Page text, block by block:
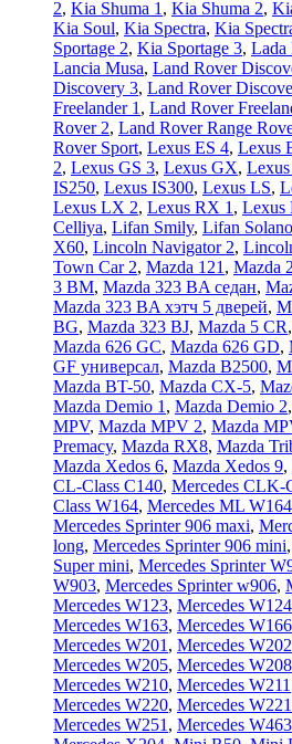
2, Kia Shuma 1 , Kia Shuma 2,
Kia Soul, Kia Spectra, Kia
Sportage 2, Kia Sportage 3, Lada
Lancia Musa, Land Rover
Discovery 3, Land Rover
Freelander 1 , Land Rover
Rover 2, Land Rover Range
Rover Sport, Lexus ES 4, Lexus
2, Lexus GS 3, Lexus GX,
IS250, Lexus IS300, Lexus LS,
Lexus LX 2, Lexus RX 1 , Lexus
Celliya, Lifan Smily, Lifan Solano
X60, Lincoln Navigator 2,
Town Car 2, Mazda 121 , Mazda
3 BM, Mazda 323 BA седан,
Mazda 323 BA хэтч 5 дверей,
BG, Mazda 323 BJ, Mazda 5 CR,
Mazda 626 GC, Mazda 626 GD,
GF универсал, Mazda B2500,
Mazda BT-50, Mazda CX-5,
Mazda Demio 1 , Mazda Demio 2,
MPV, Mazda MPV 2, Mazda
Premacy, Mazda RX8, Mazda
Mazda Xedos 6, Mazda Xedos 9,
CL-Class C140, Mercedes CLK-
Class W164, Mercedes ML W164
Mercedes Sprinter 906 maxi,
long, Mercedes Sprinter 906 mini,
Super mini, Mercedes Sprinter
W903, Mercedes Sprinter w906,
Mercedes W123, Mercedes W124
Mercedes W163, Mercedes W166
Mercedes W201 , Mercedes W202
Mercedes W205, Mercedes W208
Mercedes W210, Mercedes W211
Mercedes W220, Mercedes W221
Mercedes W251 , Mercedes W463